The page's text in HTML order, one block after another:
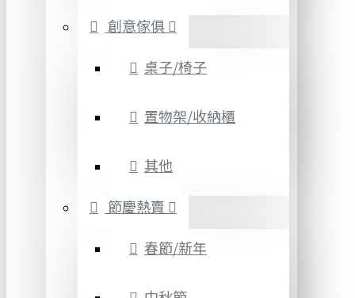
創意傢俱
桌子/椅子
置物架/收納櫃
其他
節慶熱賣
春節/新年